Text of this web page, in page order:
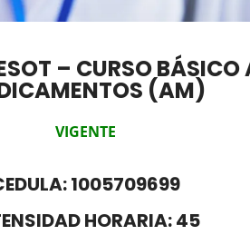
– CURSO
(AM)
VIGENTE
1005709699
HORARIA: 45